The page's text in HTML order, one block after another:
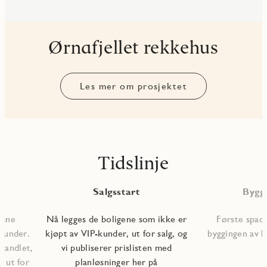
Ørnafjellet rekkehus
Les mer om prosjektet
Tidslinje
ut for
Salgsstart
Nå legges de boligene som ikke er
kjøpt av VIP-kunder, ut for salg, og
vi publiserer prislisten med
planløsninger her på
Første
byggingen av